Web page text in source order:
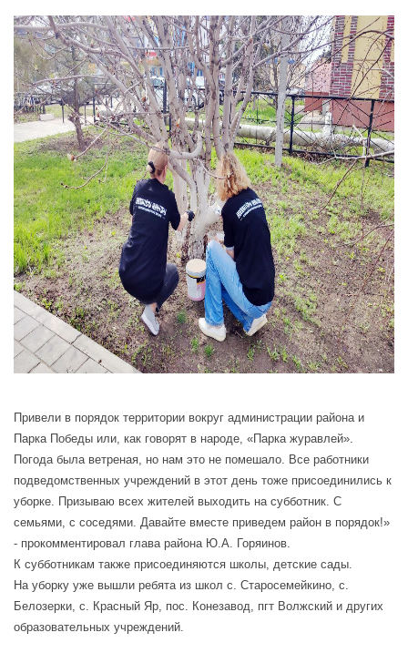
Привели в порядок территории вокруг администрации района и
Парка Победы или, как говорят в народе, «Парка журавлей».
Погода была ветреная, но нам это не помешало. Все работники
подведомственных учреждений в этот день тоже присоединились к
уборке. Призываю всех жителей выходить на субботник. С
семьями, с соседями. Давайте вместе приведем район в порядок!»
- прокомментировал глава района Ю.А. Горяинов.
К субботникам также присоединяются школы, детские сады.
На уборку уже вышли ребята из школ с. Старосемейкино, с.
Белозерки, с. Красный Яр, пос. Конезавод, пгт Волжский и других
образовательных учреждений.